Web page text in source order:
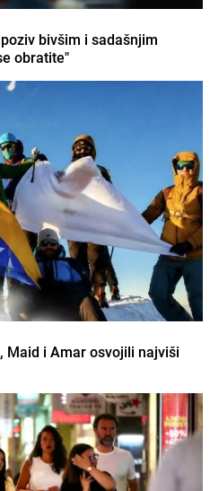
bivšim i sadašnjim
obratite"
Maid i Amar osvojili najviši